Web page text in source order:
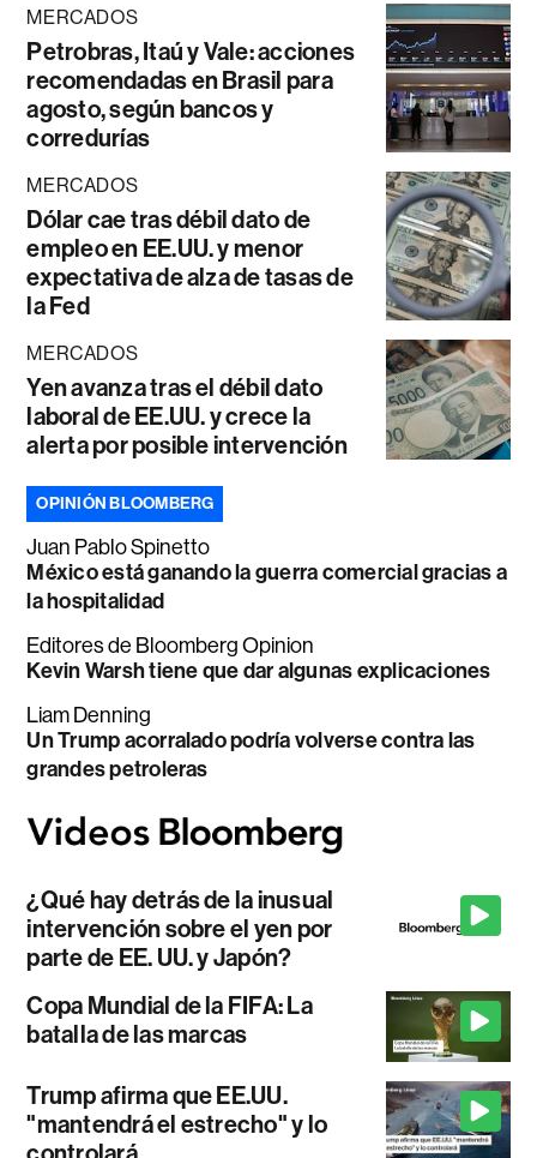
MERCADOS
Petrobras, Itaú y Vale: acciones
recomendadas en Brasil para
agosto, según bancos y
corredurías
MERCADOS
Dólar cae tras débil dato de
empleo en EE.UU. y menor
expectativa de alza de tasas de
la Fed
MERCADOS
Yen avanza tras el débil dato
laboral de EE.UU. y crece la
alerta por posible intervención
OPINIÓN BLOOMBERG
Juan Pablo Spinetto
México está ganando la guerra comercial gracias a
la hospitalidad
Editores de Bloomberg Opinion
Kevin Warsh tiene que dar algunas explicaciones
Liam Denning
Un Trump acorralado podría volverse contra las
grandes petroleras
¿Qué hay detrás de la inusual
intervención sobre el yen por
parte de EE. UU. y Japón?
Copa Mundial de la FIFA: La
batalla de las marcas
Trump afirma que EE.UU.
"mantendrá el estrecho" y lo